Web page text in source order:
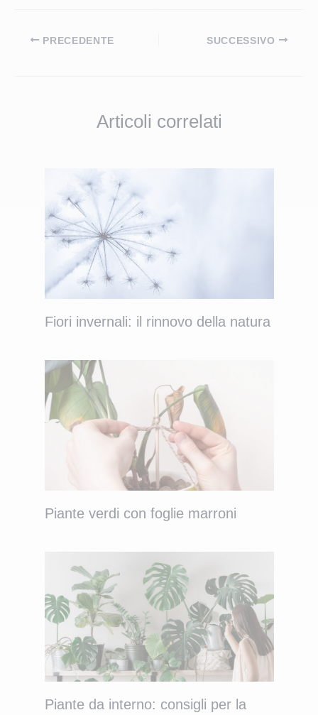
PRECEDENTE SUCCESSIVO
Articoli correlati
Fiori invernali: il rinnovo della natura
Piante verdi con foglie marroni
Piante da interno: consigli per la